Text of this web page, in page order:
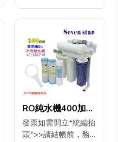
星淨水】
架/304不銹鋼** 更換
濾心/維護機器>安裝
圖索取>永久免費專業
技術咨詢
ID>@s0937323592
304白鐵鵝頸龍頭* *
贈送安全斷水閥 ***
+購貨號:601458年份
卡式快拆份濾心9支
RO純水機400加直
接輸出10英吋濾心
(不用儲水
發票如需開立*統編抬
頭*>>請結帳前，務必